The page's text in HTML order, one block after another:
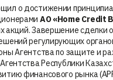
о достижении
АО «Home Credit
акций. Завершение сделки
регулирующих
Агентства по защите и
Республики
финансового рынка